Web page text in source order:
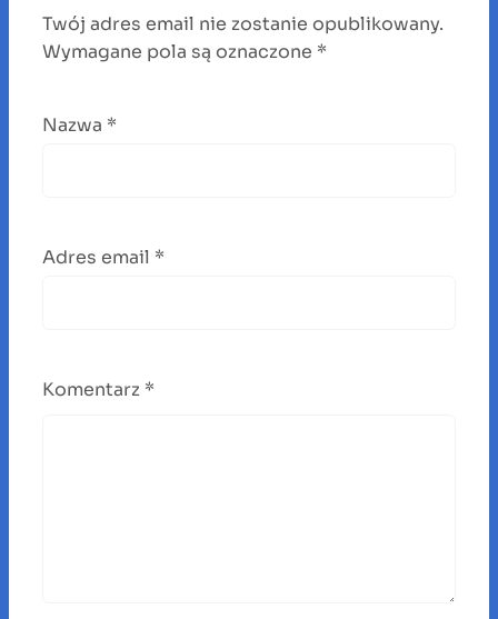
Twój adres email nie zostanie opublikowany.
Wymagane pola są oznaczone *
Nazwa *
Adres email *
Komentarz *